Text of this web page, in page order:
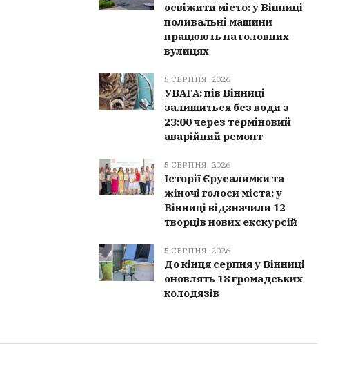
освіжити місто: у Вінниці
поливальні машини
працюють на головних
вулицях
5 СЕРПНЯ, 2026
УВАГА: пів Вінниці
залишиться без води з
23:00 через терміновий
аварійний ремонт
5 СЕРПНЯ, 2026
Історії Єрусалимки та
жіночі голоси міста: у
Вінниці відзначили 12
творців нових екскурсій
5 СЕРПНЯ, 2026
До кінця серпня у Вінниці
оновлять 18 громадських
колодязів